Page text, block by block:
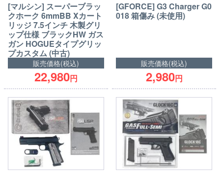
[マルシン] スーパーブラッ
クホーク 6mmBB Xカート
リッジ 7.5インチ 木製グリ
ップ仕様 ブラックHW ガス
ガン HOGUEタイプグリッ
プカスタム (中古)
販売価格(税込)
22,980円
[GFORCE] G3 Charger G0
018 箱傷み (未使用)
販売価格(税込)
2,980円